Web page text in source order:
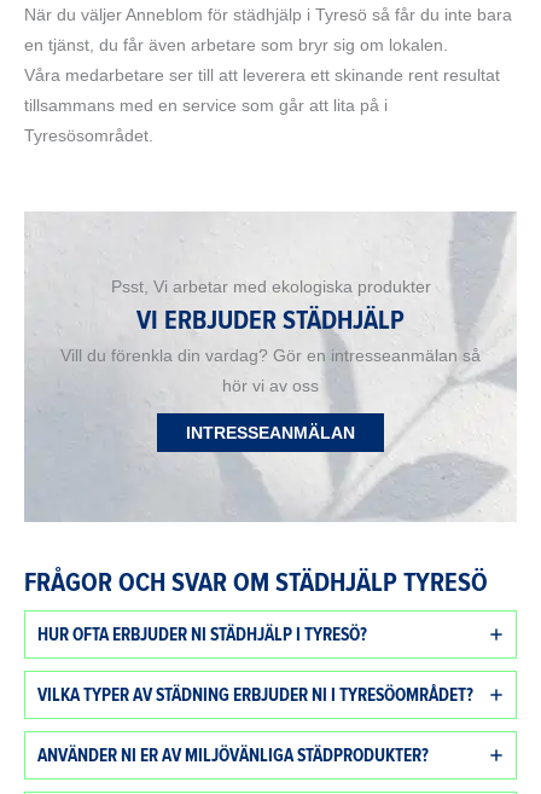
När du väljer Anneblom för städhjälp i Tyresö så får du inte bara
en tjänst, du får även arbetare som bryr sig om lokalen.
Våra medarbetare ser till att leverera ett skinande rent resultat
tillsammans med en service som går att lita på i
Tyresösområdet.
Psst, Vi arbetar med ekologiska produkter
VI ERBJUDER STÄDHJÄLP
Vill du förenkla din vardag? Gör en intresseanmälan så
hör vi av oss
INTRESSEANMÄLAN
FRÅGOR OCH SVAR OM STÄDHJÄLP TYRESÖ
HUR OFTA ERBJUDER NI STÄDHJÄLP I TYRESÖ?
VILKA TYPER AV STÄDNING ERBJUDER NI I TYRESÖOMRÅDET?
ANVÄNDER NI ER AV MILJÖVÄNLIGA STÄDPRODUKTER?